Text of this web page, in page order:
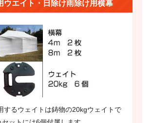
ウエイト・日除け雨除け用横幕
するウェイトは鋳物の20kgウェイトで